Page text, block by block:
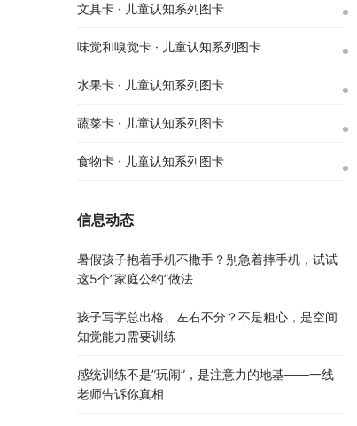
文具卡 · 儿童认知系列图卡
味觉和嗅觉卡 · 儿童认知系列图卡
水果卡 · 儿童认知系列图卡
蔬菜卡 · 儿童认知系列图卡
食物卡 · 儿童认知系列图卡
信息动态
暑假孩子抱着手机不撒手？别急着摔手机，试试
这5个”家庭公约”做法
孩子写字总出格、左右不分？不是粗心，是空间
知觉能力需要训练
感统训练不是”玩闹”，是注意力的地基——一线
老师告诉你真相